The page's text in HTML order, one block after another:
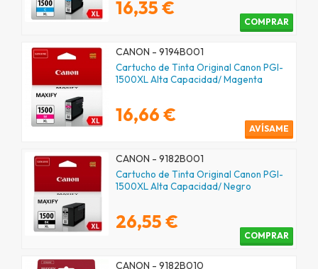
16,35 €
COMPRAR
CANON - 9194B001
Cartucho de Tinta Original Canon PGI-
1500XL Alta Capacidad/ Magenta
16,66 €
AVÍSAME
CANON - 9182B001
Cartucho de Tinta Original Canon PGI-
1500XL Alta Capacidad/ Negro
26,55 €
COMPRAR
CANON - 9182B010